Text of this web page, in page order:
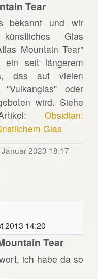
Tear
bekannt und wir
Glas
Mountain Tear"
seit längerem
das auf vielen
"Vulkanglas" oder
wird. Siehe
Obsidian:
Glas
2023 18:17
2013 14:20
Tear
ich habe da so